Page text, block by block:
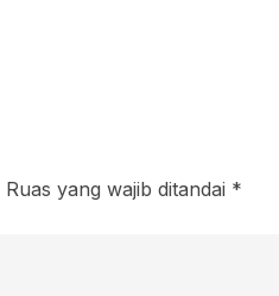
Ruas yang wajib ditandai *